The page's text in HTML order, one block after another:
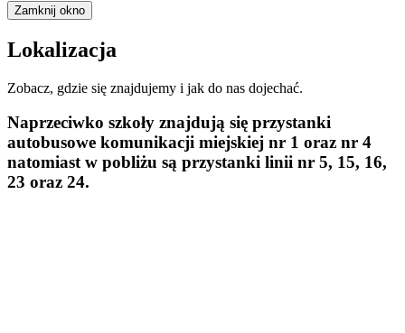
Zamknij okno
Lokalizacja
Zobacz, gdzie się znajdujemy i jak do nas dojechać.
Naprzeciwko szkoły znajdują się przystanki
autobusowe komunikacji miejskiej nr 1 oraz nr 4
natomiast w pobliżu są przystanki linii nr 5, 15, 16,
23 oraz 24.